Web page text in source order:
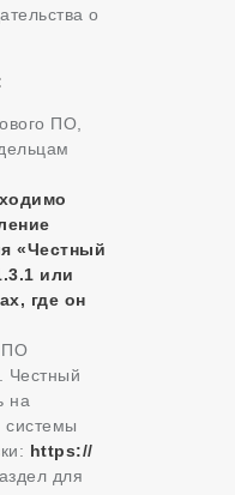
о
ПО,
«Честный
или
где он
ПО
Честный
на
https://
для